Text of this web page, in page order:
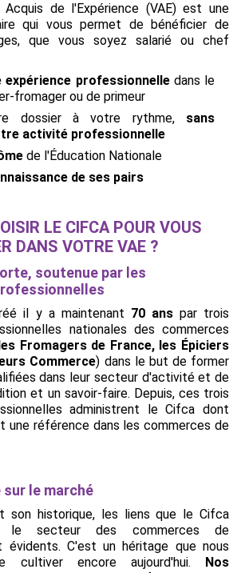
Acquis de l'Expérience (VAE) est une
qui vous permet de bénéficier de
que vous soyez salarié ou chef
professionnelledans le
fromager ou de primeur
dossier à votre rythme, sans
activité professionnelle
de l'Éducation Nationale
de ses pairs
LE CIFCA POUR VOUS
DANS VOTRE VAE ?
soutenue par les
il y a maintenant 70 anspar trois
nationales des commerces
les Fromagers de France, les Épiciers
Commerce) dans le but de former
dans leur secteur d'activité et de
et un savoir-faire. Depuis, ces trois
administrent le Cifca dont
une référence dans les commerces de
sur le marché
son historique, les liens que le Cifca
le secteur des commerces de
évidents. C'est un héritage que nous
cultiver encore aujourd'hui.
Nos